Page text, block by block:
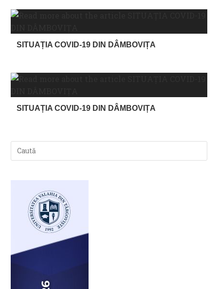
SITUAȚIA COVID-19 DIN DÂMBOVIȚA
SITUAȚIA COVID-19 DIN DÂMBOVIȚA